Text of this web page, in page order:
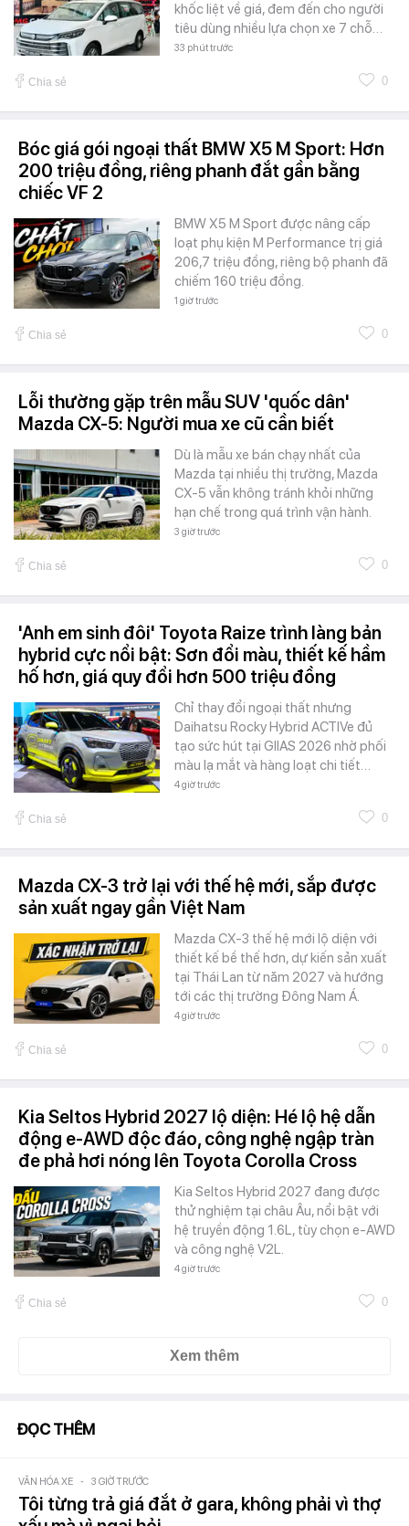
khốc liệt về giá, đem đến cho người
tiêu dùng nhiều lựa chọn xe 7 chỗ…
33 phút trước
Chia sẻ 0
Bóc giá gói ngoại thất BMW X5 M Sport: Hơn
200 triệu đồng, riêng phanh đắt gần bằng
chiếc VF 2
BMW X5 M Sport được nâng cấp
loạt phụ kiện M Performance trị giá
206,7 triệu đồng, riêng bộ phanh đã
chiếm 160 triệu đồng.
1 giờ trước
Chia sẻ 0
Lỗi thường gặp trên mẫu SUV 'quốc dân'
Mazda CX-5: Người mua xe cũ cần biết
Dù là mẫu xe bán chạy nhất của
Mazda tại nhiều thị trường, Mazda
CX-5 vẫn không tránh khỏi những
hạn chế trong quá trình vận hành.
3 giờ trước
Chia sẻ 0
'Anh em sinh đôi' Toyota Raize trình làng bản
hybrid cực nổi bật: Sơn đổi màu, thiết kế hầm
hố hơn, giá quy đổi hơn 500 triệu đồng
Chỉ thay đổi ngoại thất nhưng
Daihatsu Rocky Hybrid ACTIVe đủ
tạo sức hút tại GIIAS 2026 nhờ phối
màu lạ mắt và hàng loạt chi tiết…
4 giờ trước
Chia sẻ 0
Mazda CX-3 trở lại với thế hệ mới, sắp được
sản xuất ngay gần Việt Nam
Mazda CX-3 thế hệ mới lộ diện với
thiết kế bề thế hơn, dự kiến sản xuất
tại Thái Lan từ năm 2027 và hướng
tới các thị trường Đông Nam Á.
4 giờ trước
Chia sẻ 0
Kia Seltos Hybrid 2027 lộ diện: Hé lộ hệ dẫn
động e-AWD độc đáo, công nghệ ngập tràn
đe phả hơi nóng lên Toyota Corolla Cross
Kia Seltos Hybrid 2027 đang được
thử nghiệm tại châu Âu, nổi bật với
hệ truyền động 1.6L, tùy chọn e-AWD
và công nghệ V2L.
4 giờ trước
Chia sẻ 0
Xem thêm
ĐỌC THÊM
VĂN HÓA XE - 3 GIỜ TRƯỚC
Tôi từng trả giá đắt ở gara, không phải vì thợ